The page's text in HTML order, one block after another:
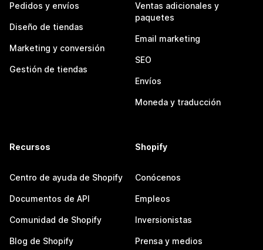
Pedidos y envíos
Diseño de tiendas
Marketing y conversión
Gestión de tiendas
Ventas adicionales y
paquetes
Email marketing
SEO
Envíos
Moneda y traducción
Recursos
Centro de ayuda de Shopify
Documentos de API
Comunidad de Shopify
Blog de Shopify
Shopify
Conócenos
Empleos
Inversionistas
Prensa y medios